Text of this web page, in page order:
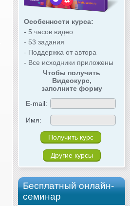
Особенности курса:
- 5 часов видео
- 53 задания
- Поддержка от автора
- Все исходники приложены
Чтобы получить
Видеокурс,
заполните форму
E-mail:
Имя:
Другие курсы
Бесплатный онлайн-
семинар